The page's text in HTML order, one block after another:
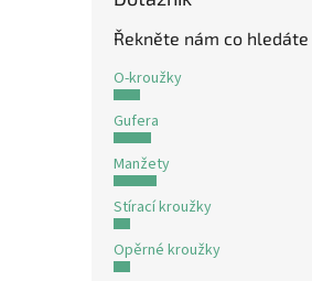
Řekněte nám co hledáte
O-kroužky
Gufera
Manžety
Stírací kroužky
Opěrné kroužky